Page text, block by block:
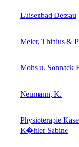
Luisenbad Dessau
Meier, Thinius &
Mohs u. Sonnack
Neumann, K.
Physioterapie
K�hler Sabine